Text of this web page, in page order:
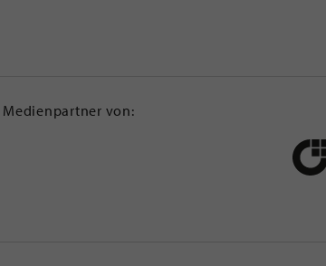
Medienpartner von: